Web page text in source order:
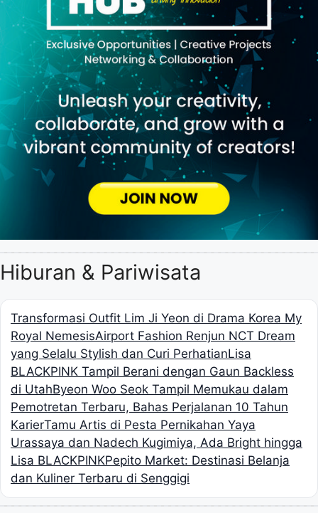
Hiburan & Pariwisata
Transformasi Outfit Lim Ji Yeon di Drama Korea My
Royal NemesisAirport Fashion Renjun NCT Dream
yang Selalu Stylish dan Curi PerhatianLisa
BLACKPINK Tampil Berani dengan Gaun Backless
di UtahByeon Woo Seok Tampil Memukau dalam
Pemotretan Terbaru, Bahas Perjalanan 10 Tahun
KarierTamu Artis di Pesta Pernikahan Yaya
Urassaya dan Nadech Kugimiya, Ada Bright hingga
Lisa BLACKPINKPepito Market: Destinasi Belanja
dan Kuliner Terbaru di Senggigi